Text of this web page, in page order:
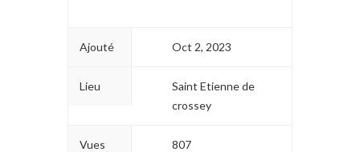
Ajouté Oct 2, 2023
Lieu
Saint Etienne de
crossey
Vues 807